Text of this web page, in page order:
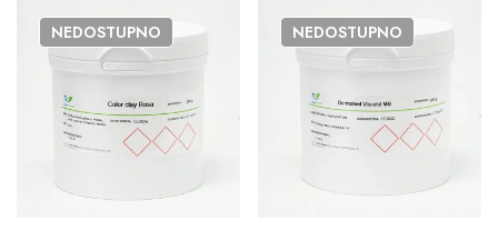
NEDOSTUPNO NEDOSTUPNO